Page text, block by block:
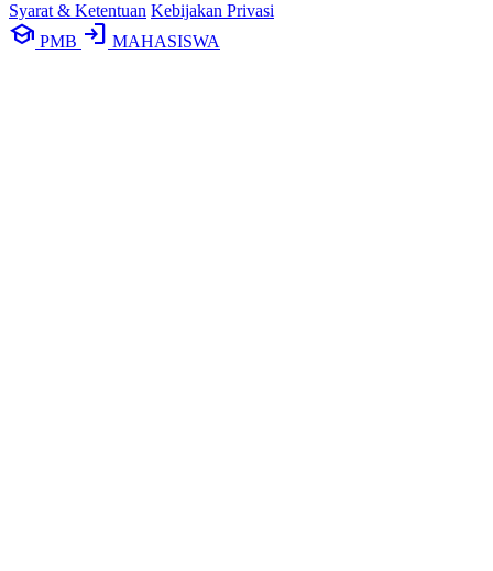
Syarat & Ketentuan Kebijakan Privasi
school PMB login MAHASISWA